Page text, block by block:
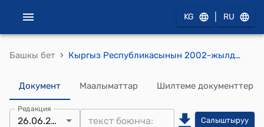
KG RU
Башкы бет › Кыргыз Республикасынын 2002-жылдын 2-мартындагы №31 "Кыргыз Республикасында мамлекеттик менчикти менчиктештируу жонундо"мыйзамы
Документ Маалыматтар Шилтеме документтер
Редакция
26.06.2025 Салыштыруу